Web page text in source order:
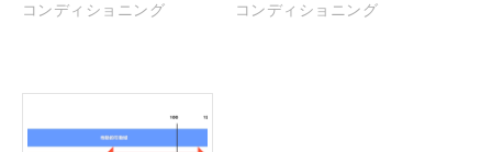
コンディショニング
コンディショニング